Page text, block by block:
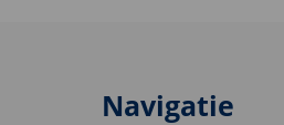
Navigatie